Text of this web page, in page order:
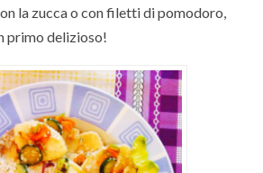
la zucca o con filetti di pomodoro,
primo delizioso!